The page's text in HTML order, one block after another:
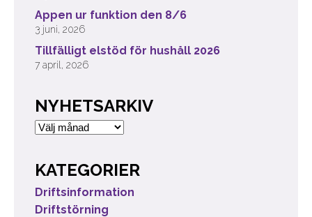
Appen ur funktion den 8/6
3 juni, 2026
Tillfälligt elstöd för hushåll 2026
7 april, 2026
NYHETSARKIV
Nyhetsarkiv
KATEGORIER
Driftsinformation
Driftstörning